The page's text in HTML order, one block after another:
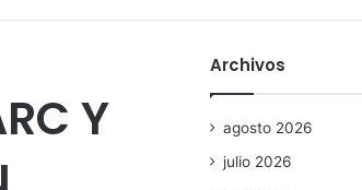
Y
Archivos
agosto 2026
julio 2026